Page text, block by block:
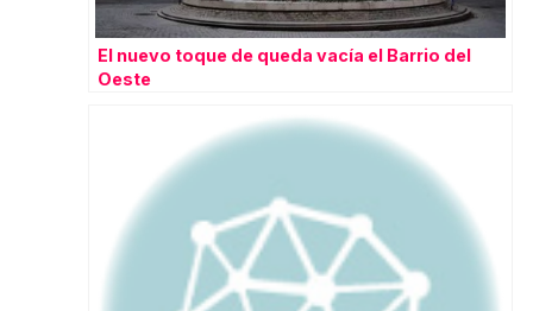
El nuevo toque de queda vacía el Barrio del
Oeste